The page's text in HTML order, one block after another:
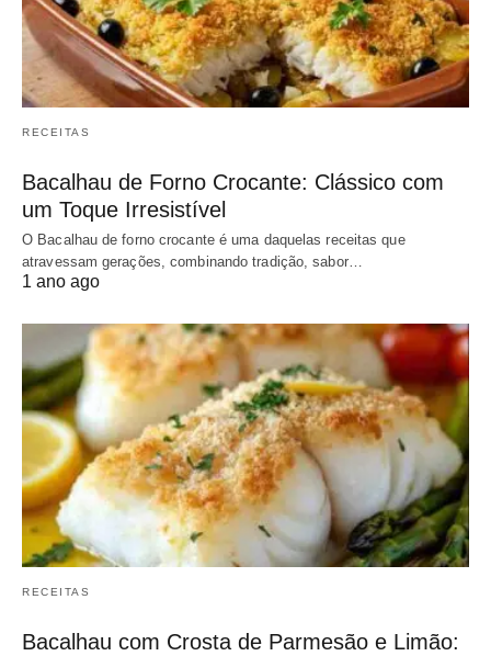
RECEITAS
Bacalhau de Forno Crocante: Clássico com
um Toque Irresistível
O Bacalhau de forno crocante é uma daquelas receitas que
atravessam gerações, combinando tradição, sabor…
1 ano ago
RECEITAS
Bacalhau com Crosta de Parmesão e Limão: